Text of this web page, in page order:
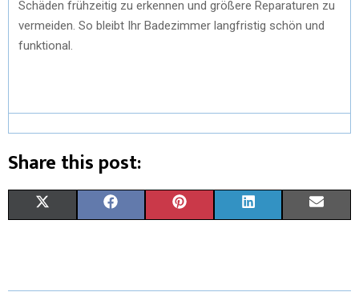
Schäden frühzeitig zu erkennen und größere Reparaturen zu
vermeiden. So bleibt Ihr Badezimmer langfristig schön und
funktional.
Share this post:
W E T K I